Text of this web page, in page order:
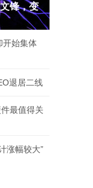
锋，变
开始集体
退居二线
最值得关
涨幅较大”